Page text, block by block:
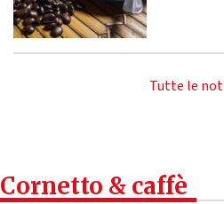
Tutte le
Cornetto & caffè